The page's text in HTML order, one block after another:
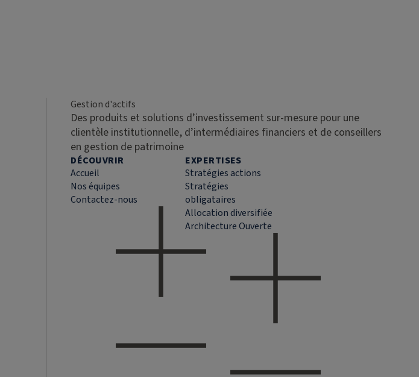
Gestion d'actifs
Des produits et solutions d’investissement sur-mesure pour une
clientèle institutionnelle, d’intermédiaires financiers et de conseillers
en gestion de patrimoine
DÉCOUVRIR
Accueil
Nos équipes
Contactez-nous
EXPERTISES
Stratégies actions
Stratégies
obligataires
Allocation diversifiée
Architecture Ouverte